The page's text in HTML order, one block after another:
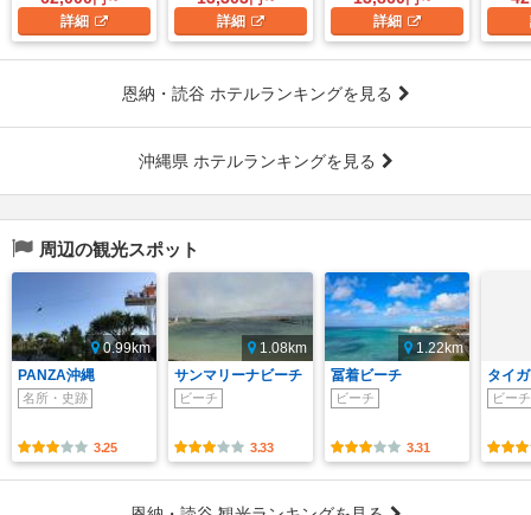
詳細
詳細
詳細
恩納・読谷 ホテルランキングを見る
沖縄県 ホテルランキングを見る
周辺の観光スポット
0.99km
PANZA沖縄
名所・史跡
3.25
1.08km
サンマリーナビーチ
ビーチ
3.33
1.22km
冨着ビーチ
ビーチ
3.31
タイ
ビーチ